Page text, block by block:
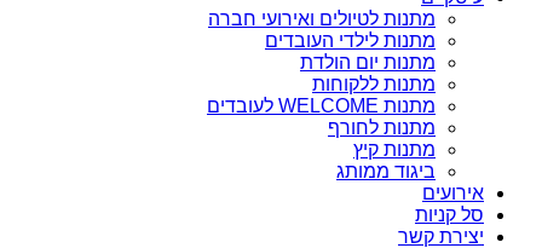
מתנות לטיולים ואירועי חברה
מתנות לילדי העובדים
מתנות יום הולדת
מתנות ללקוחות
מתנות WELCOME לעובדים
מתנות לחורף
מתנות קיץ
ביגוד ממותג
אירועים
סל קניות
יצירת קשר